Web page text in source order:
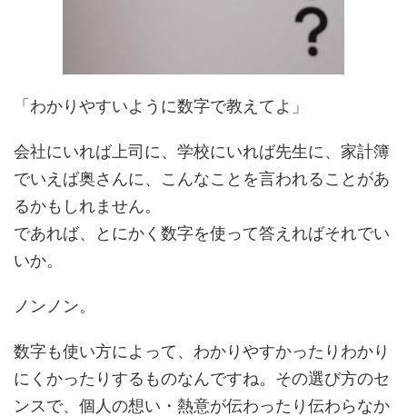
「わかりやすいように数字で教えてよ」
会社にいれば上司に、学校にいれば先生に、家計簿
でいえば奥さんに、こんなことを言われることがあ
るかもしれません。
であれば、とにかく数字を使って答えればそれでい
いか。
ノンノン。
数字も使い方によって、わかりやすかったりわかり
にくかったりするものなんですね。その選び方のセ
ンスで、個人の想い・熱意が伝わったり伝わらなか